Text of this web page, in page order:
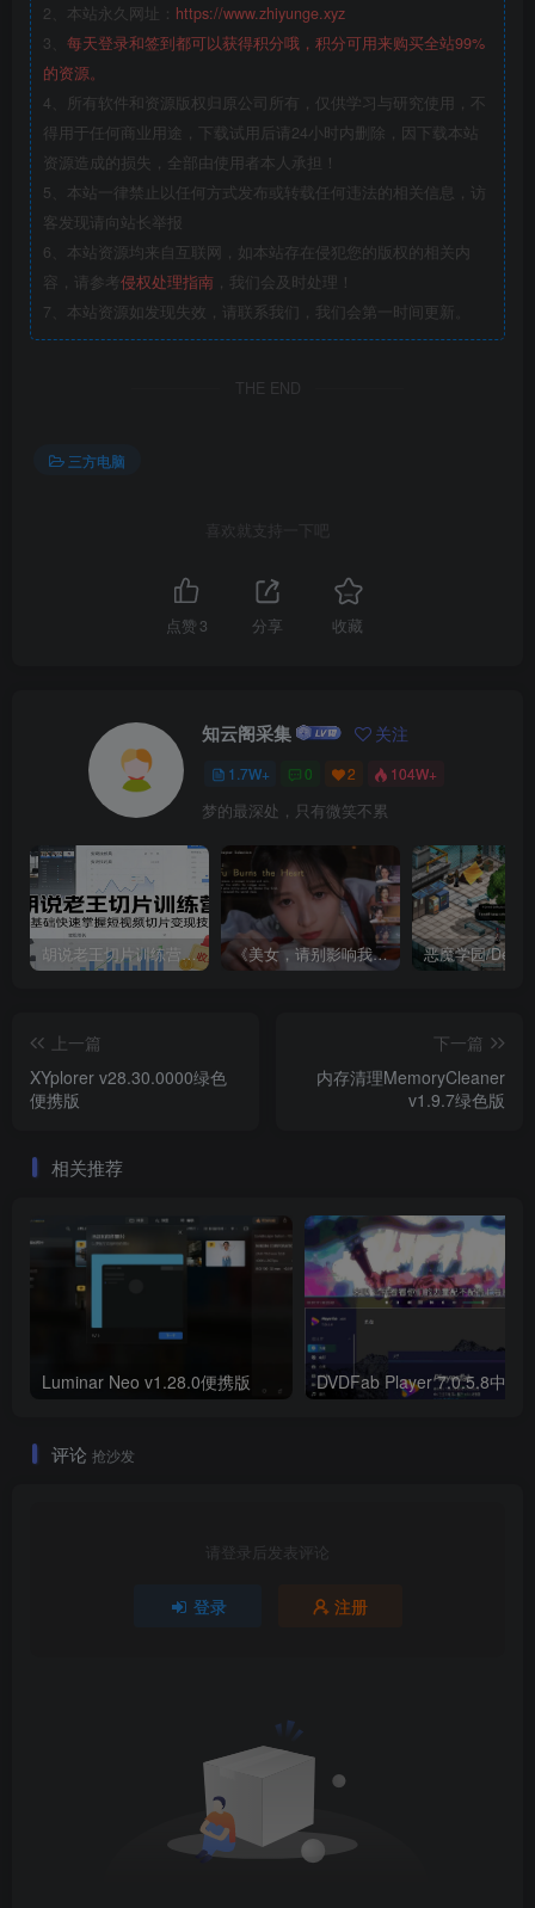
2、本站永久网址： https://www.zhiyunge.xyz
3、 每天登录和签到都可以获得积分哦，积分可用来购买全站99%
的资源。
4、所有软件和资源版权归原公司所有，仅供学习与研究使用，不
得用于任何商业用途，下载试用后请24小时内删除，因下载本站
资源造成的损失，全部由使用者本人承担！
5、本站一律禁止以任何方式发布或转载任何违法的相关信息，访
客发现请向站长举报
6、本站资源均来自互联网，如本站存在侵犯您的版权的相关内
容，请参考侵权处理指南 ，我们会及时处理！
7、本站资源如发现失效，请联系我们，我们会第一时间更新。
THE END
三方电脑
喜欢就支持一下吧
点赞 3 分享 收藏
知云阁采集 关注
1.7W+ 0 2 104W+
梦的最深处，只有微笑不累
胡说老王切片训练营，零基础快速掌握短视频切片变现技巧 《美女，请别影响我成仙全球版》中文版
上一篇
XYplorer v28.30.0000绿色
便携版
下一篇
内存清理MemoryCleaner
v1.9.7绿色版
相关推荐
Luminar Neo v1.28.0便携版 DVDFab Player 7.0.5.8中文
评论 抢沙发
请登录后发表评论
登录 注册